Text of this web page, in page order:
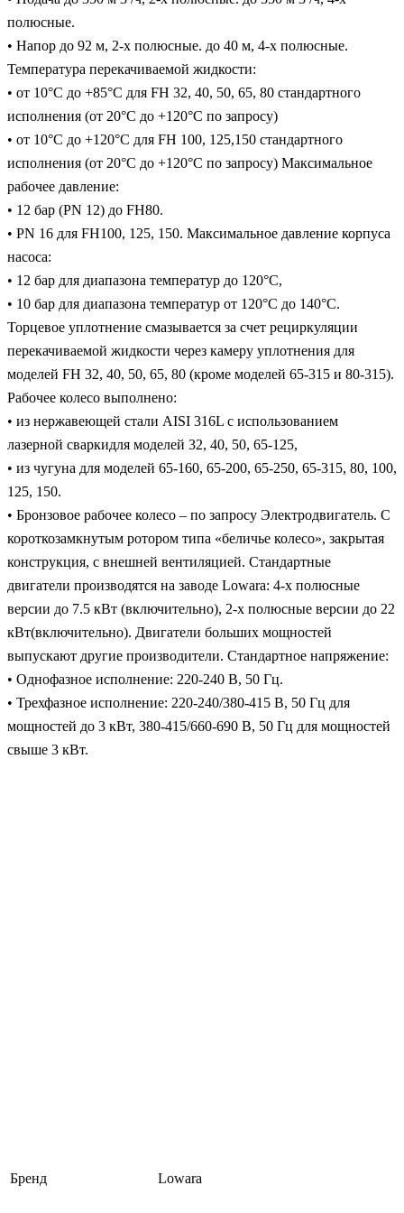
полюсные.
• Напор до 92 м, 2-х полюсные. до 40 м, 4-х полюсные.
Температура перекачиваемой жидкости:
• от 10°C до +85°C для FH 32, 40, 50, 65, 80 стандартного
исполнения (от 20°C до +120°C по запросу)
• от 10°C до +120°C для FH 100, 125,150 стандартного
исполнения (от 20°C до +120°C по запросу) Максимальное
рабочее давление:
• 12 бар (PN 12) до FH80.
• PN 16 для FH100, 125, 150. Максимальное давление корпуса
насоса:
• 12 бар для диапазона температур до 120°C,
• 10 бар для диапазона температур от 120°C до 140°C.
Торцевое уплотнение смазывается за счет рециркуляции
перекачиваемой жидкости через камеру уплотнения для
моделей FH 32, 40, 50, 65, 80 (кроме моделей 65-315 и 80-315).
Рабочее колесо выполнено:
• из нержавеющей стали AISI 316L с использованием
лазерной сваркидля моделей 32, 40, 50, 65-125,
• из чугуна для моделей 65-160, 65-200, 65-250, 65-315, 80, 100,
125, 150.
• Бронзовое рабочее колесо – по запросу Электродвигатель. С
короткозамкнутым ротором типа «беличье колесо», закрытая
конструкция, с внешней вентиляцией. Стандартные
двигатели производятся на заводе Lowara: 4-х полюсные
версии до 7.5 кВт (включительно), 2-х полюсные версии до 22
кВт(включительно). Двигатели больших мощностей
выпускают другие производители. Стандартное напряжение:
• Однофазное исполнение: 220-240 В, 50 Гц.
• Трехфазное исполнение: 220-240/380-415 В, 50 Гц для
мощностей до 3 кВт, 380-415/660-690 В, 50 Гц для мощностей
свыше 3 кВт.
Бренд Lowara